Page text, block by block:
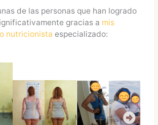
de las personas que han logrado
gracias a mis
nutricionista especializado: